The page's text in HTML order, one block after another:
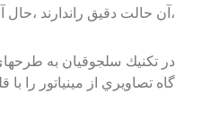
،آن‌ حالت‌ دقيق‌ راندارند
در تكنيك‌ سلجوقيان‌ به‌
گاه‌ تصاويري‌ از مينياتور را